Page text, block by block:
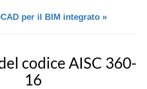
per il BIM integrato »
codice AISC 360-
16